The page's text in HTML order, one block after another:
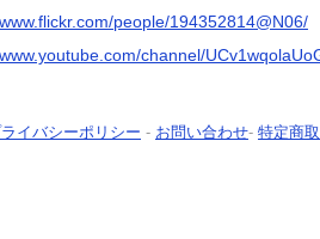
people/194352814@N06/
channel/
イバシーポリシー - お問い合わせ- 特定商